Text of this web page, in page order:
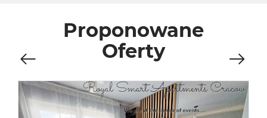
Proponowane
Oferty